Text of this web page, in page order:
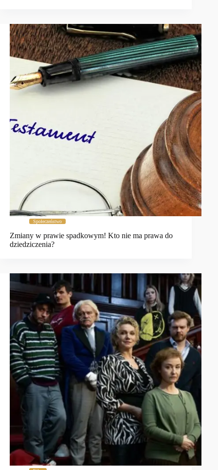
Społeczeństwo
Zmiany w prawie spadkowym! Kto nie ma prawa do
dziedziczenia?